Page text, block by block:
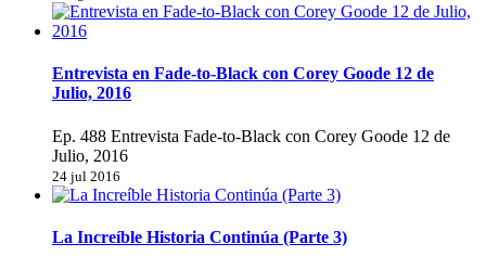
Entrevista en Fade-to-Black con Corey Goode 12 de
Julio, 2016
Ep. 488 Entrevista Fade-to-Black con Corey Goode 12 de
Julio, 2016
24 jul 2016
La Increíble Historia Continúa (Parte 3)